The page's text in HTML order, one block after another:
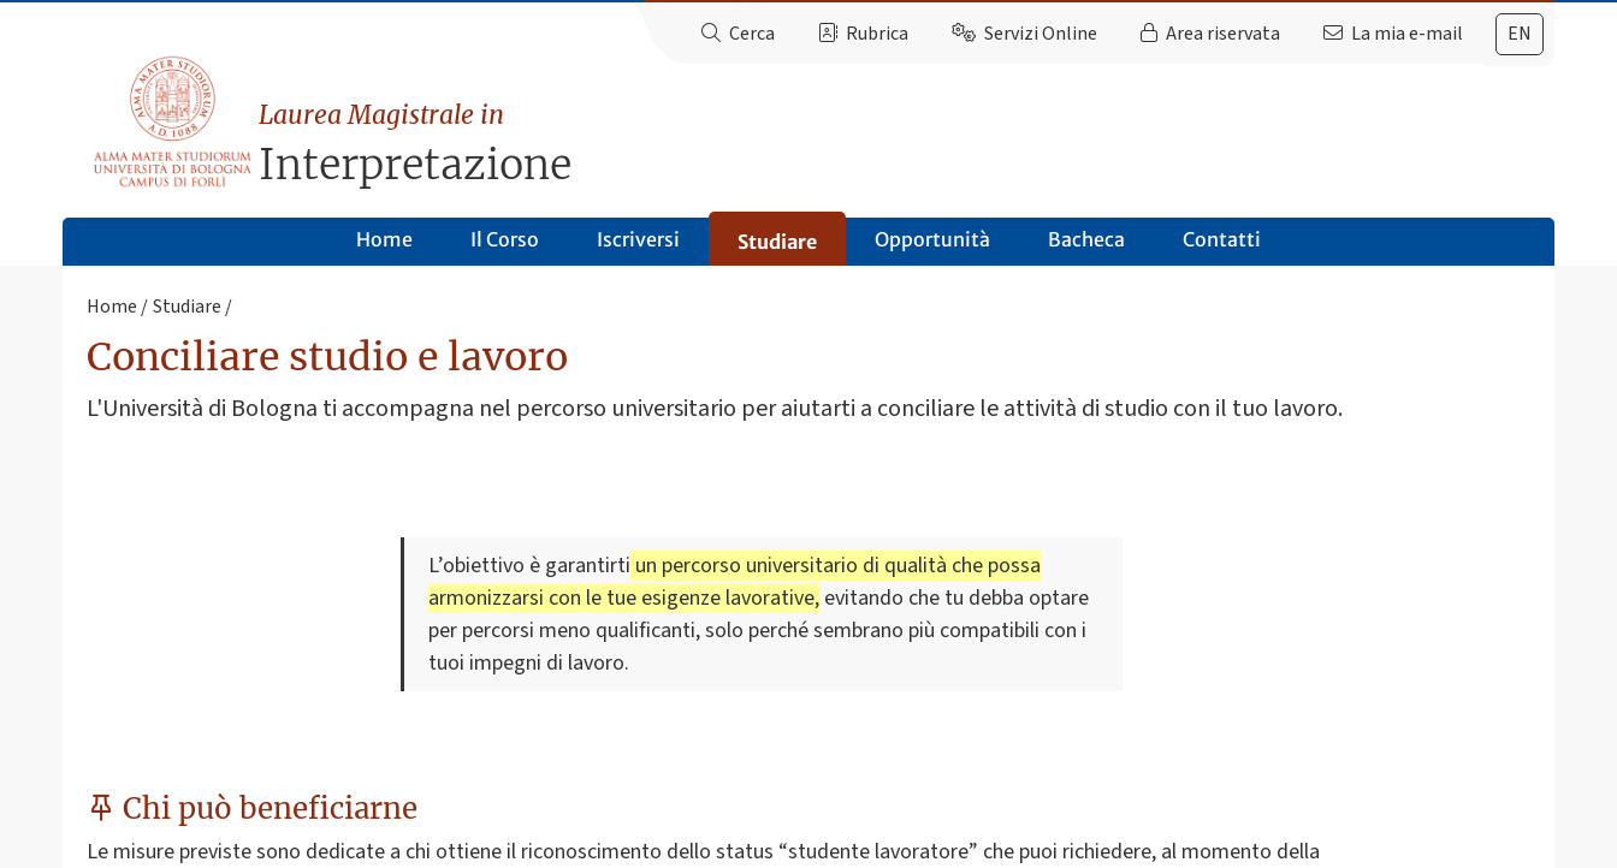
EN
Cerca Rubrica Servizi Online Area riservata La mia e-mail
Laurea Magistrale in
Interpretazione
Home Il Corso Iscriversi Studiare Opportunità Bacheca Contatti
Home Studiare
Conciliare studio e lavoro
L'Università di Bologna ti accompagna nel percorso universitario per aiutarti a conciliare le attività di studio con il tuo lavoro.
L’obiettivo è garantirti un percorso universitario di qualità che possa
armonizzarsi con le tue esigenze lavorative, evitando che tu debba optare
per percorsi meno qualificanti, solo perché sembrano più compatibili con i
tuoi impegni di lavoro.
Chi può beneficiarne
Le misure previste sono dedicate a chi ottiene il riconoscimento dello status “studente lavoratore” che puoi richiedere, al momento della